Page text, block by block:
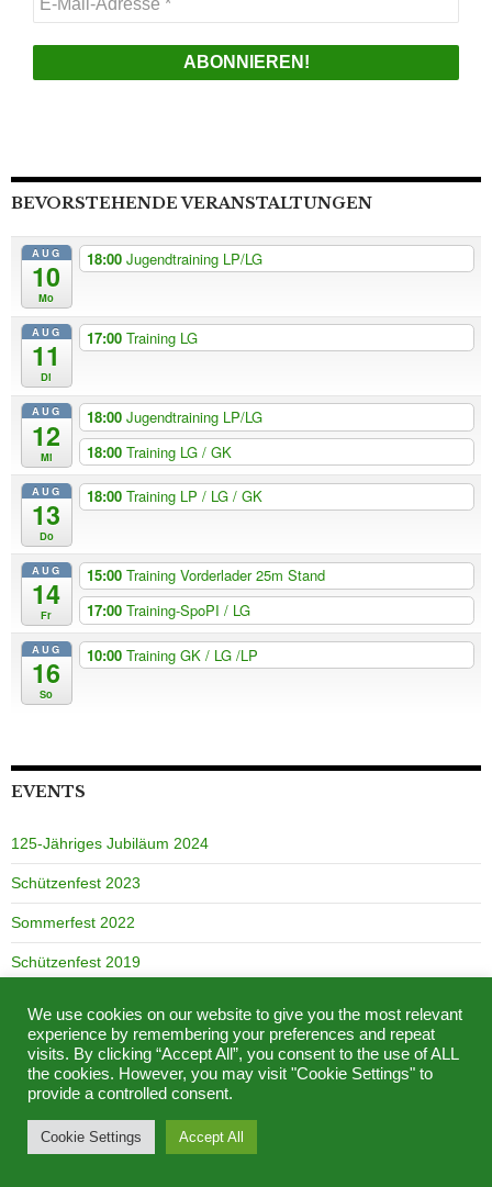
BEVORSTEHENDE VERANSTALTUNGEN
AUG 18:00Jugendtraining LP/LG
11
Di
AUG
12
Mi
18:00Jugendtraining LP/LG
18:00Training LG / GK
AUG
13
18:00Training LP / LG / GK
AUG
14
Fr
15:00Training Vorderlader 25m Stand
17:00Training-SpoPI / LG
AUG
16
So
10:00Training GK / LG /LP
EVENTS
125-Jähriges Jubiläum 2024
Schützenfest 2023
Schützenfest 2019
Schützenfest 2017
Sommerball 2016
Almgaudi 2016
LINKS
Barkhausen Aktuell
Barkhausen Porta
We use cookies on our website to give you the most relevant
experience by remembering your preferences and repeat
visits. By clicking “Accept All”, you consent to the use of ALL
the cookies. However, you may visit "Cookie Settings" to
provide a controlled consent.
Cookie Settings Accept All